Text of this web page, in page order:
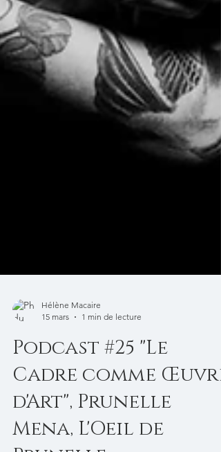
Hélène Macaire
15 mars
1 min de lecture
Podcast #25 "Le
Cadre comme Œuvre
d'Art", Prunelle